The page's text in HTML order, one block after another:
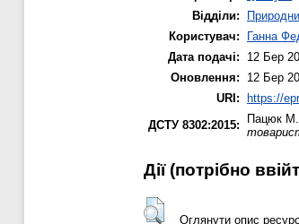
Відділи:
Користувач:
Ганна
Дата подачі:
12 Бер
Оновлення:
12 Бер
URI: https://
ДСТУ 8302:2015:
Пацюк М.
Дії ​​(потрібно
Оглянути опис